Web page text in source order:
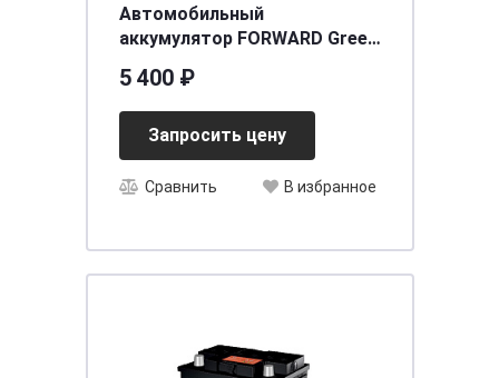
Автомобильный
аккумулятор FORWARD Green
[д242ш175в190/530]
5 400 ₽
Запросить цену
Сравнить В избранное